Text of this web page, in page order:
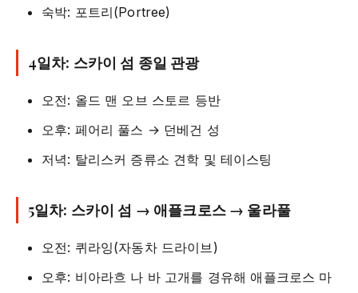
숙박: 포트리(Portree)
4일차: 스카이 섬 종일 관광
오전: 올드 맨 오브 스토르 등반
오후: 페어리 풀스 → 던베건 성
저녁: 탈리스커 증류소 견학 및 테이스팅
5일차: 스카이 섬 → 애플크로스 → 울라풀
오전: 퀴라잉(자동차 드라이브)
오후: 비아라흐 나 바 고개를 경유해 애플크로스 마